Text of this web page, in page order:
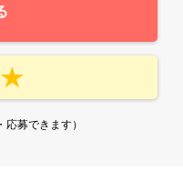
応募できます）